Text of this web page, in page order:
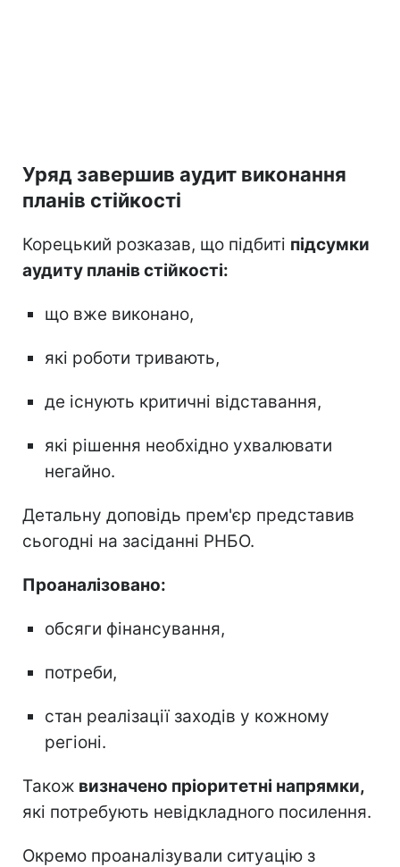
Уряд завершив аудит виконання
планів стійкості
Корецький розказав, що підбиті підсумки
аудиту планів стійкості:
що вже виконано,
які роботи тривають,
де існують критичні відставання,
які рішення необхідно ухвалювати
негайно.
Детальну доповідь прем'єр представив
сьогодні на засіданні РНБО.
Проаналізовано:
обсяги фінансування,
потреби,
стан реалізації заходів у кожному
регіоні.
Також визначено пріоритетні напрямки,
які потребують невідкладного посилення.
Окремо проаналізували ситуацію з